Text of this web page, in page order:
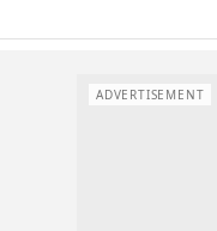
ADVERTISEMENT